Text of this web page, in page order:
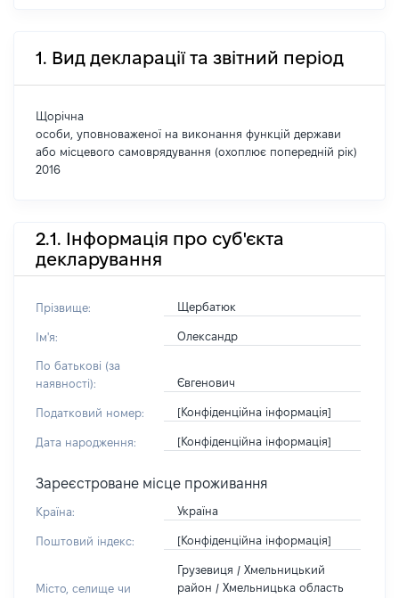
1. Вид декларації та звітний період
Щорічна
особи, уповноваженої на виконання функцій держави
або місцевого самоврядування (охоплює попередній рік)
2016
2.1. Інформація про суб'єкта
декларування
Прізвище: Щербатюк
Ім'я: Олександр
По батькові (за
наявності):
Євгенович
Податковий номер: [Конфіденційна інформація]
Дата народження: [Конфіденційна інформація]
Зареєстроване місце проживання
Країна: Україна
Поштовий індекс: [Конфіденційна інформація]
Місто, селище чи
Грузевиця / Хмельницький
район / Хмельницька область